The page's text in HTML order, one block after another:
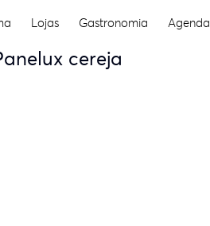
Lojas Gastronomia Agenda
cereja